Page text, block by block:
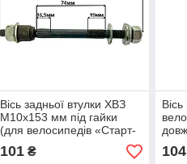
Вісь задньої втулки ХВЗ
M10х153 мм під гайки
(для велосипедів «Старт-
Шосе», «Турист»,
«Спутник»)
101₴ 104